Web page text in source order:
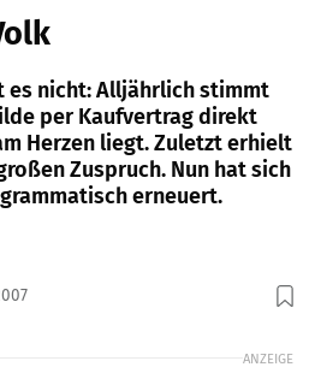
es nicht: Alljährlich stimmt
per Kaufvertrag direkt
Herzen liegt. Zuletzt erhielt
Zuspruch. Nun hat sich
erneuert.
Foto: Rossen Gargolov
ANZEIGE